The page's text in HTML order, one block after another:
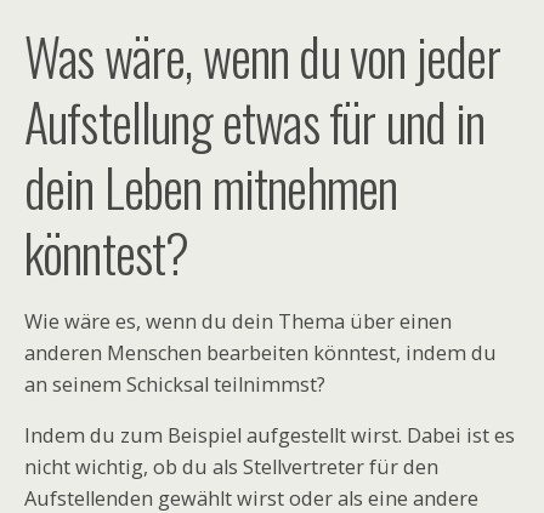
Was wäre, wenn du von jeder
Aufstellung etwas für und in
dein Leben mitnehmen
könntest?
Wie wäre es, wenn du dein Thema über einen
anderen Menschen bearbeiten könntest, indem du
an seinem Schicksal teilnimmst?
Indem du zum Beispiel aufgestellt wirst. Dabei ist es
nicht wichtig, ob du als Stellvertreter für den
Aufstellenden gewählt wirst oder als eine andere